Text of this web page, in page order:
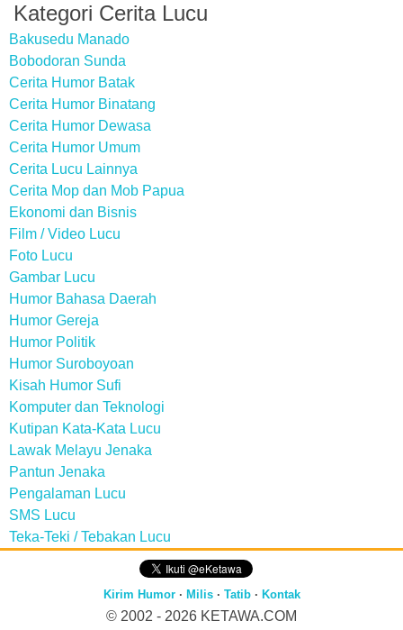
Kategori Cerita Lucu
Bakusedu Manado
Bobodoran Sunda
Cerita Humor Batak
Cerita Humor Binatang
Cerita Humor Dewasa
Cerita Humor Umum
Cerita Lucu Lainnya
Cerita Mop dan Mob Papua
Ekonomi dan Bisnis
Film / Video Lucu
Foto Lucu
Gambar Lucu
Humor Bahasa Daerah
Humor Gereja
Humor Politik
Humor Suroboyoan
Kisah Humor Sufi
Komputer dan Teknologi
Kutipan Kata-Kata Lucu
Lawak Melayu Jenaka
Pantun Jenaka
Pengalaman Lucu
SMS Lucu
Teka-Teki / Tebakan Lucu
Kirim Humor· Milis· Tatib· Kontak
© 2002 - 2026 KETAWA.COM